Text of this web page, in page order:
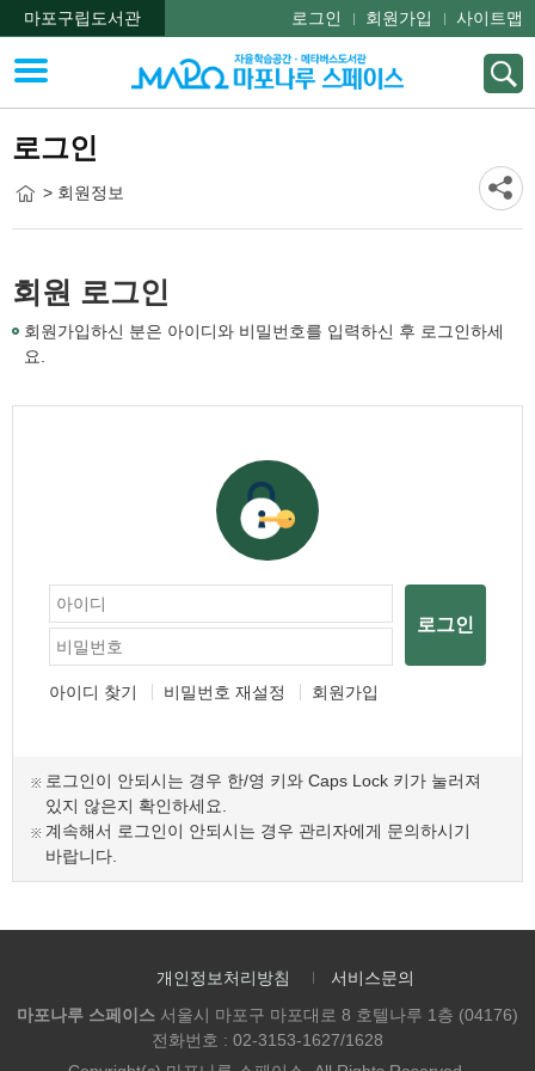
마포구립도서관 로그인 회원가입 사이트맵
로그인
> 회원정보
회원 로그인
회원가입하신 분은 아이디와 비밀번호를 입력하신 후 로그인하세
요.
로그인
아이디 찾기 비밀번호 재설정 회원가입
로그인이 안되시는 경우 한/영 키와 Caps Lock 키가 눌러져
있지 않은지 확인하세요.
계속해서 로그인이 안되시는 경우 관리자에게 문의하시기
바랍니다.
개인정보처리방침
서비스문의
마포나루 스페이스 서울시 마포구 마포대로 8 호텔나루 1층 (04176)
전화번호 : 02-3153-1627/1628